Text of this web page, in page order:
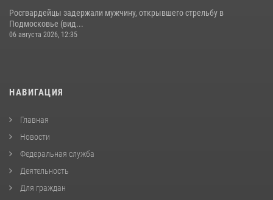
Росгвардейцы задержали мужчину, открывшего стрельбу в
Подмосковье (вид...
06 августа 2026, 12:35
НАВИГАЦИЯ
Главная
Новости
Федеральная служба
Деятельность
Для граждан